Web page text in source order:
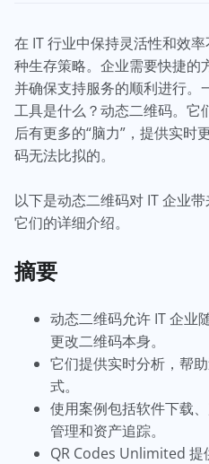
在 IT 行业中保持灵活性和效
种生存策略。企业需要快捷的
并确保支持服务的顺利进行。
工具是什么？动态二维码。它
后有更多的“脑力”，提供实时
码无法比拟的。
以下是动态二维码对 IT 企业
它们的详细介绍。
摘要
动态二维码允许 IT 企业
更改二维码本身。
它们提供实时分析，帮
式。
使用案例包括软件下载
管理和资产追踪。
QR Codes Unlimited 提